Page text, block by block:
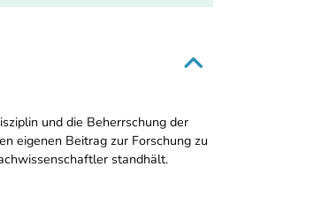
und die Beherrschung der
eigenen Beitrag zur Forschung zu
standhält.